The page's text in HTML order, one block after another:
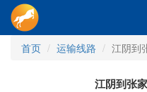
首页
运输线路 江阴到
江阴到张